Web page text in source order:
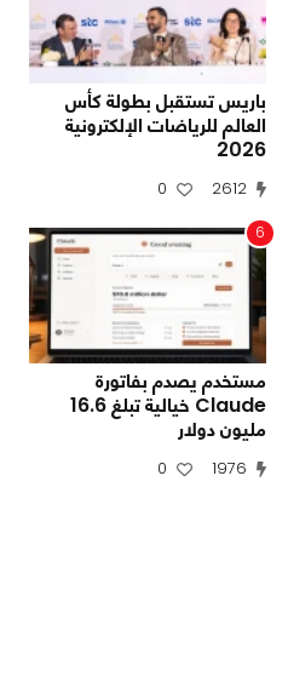
باريس تستقبل بطولة كأس
العالم للرياضات الإلكترونية
2026
2612
0
6
مستخدم يصدم بفاتورة
Claude خيالية تبلغ 16.6
مليون دولار
1976
0